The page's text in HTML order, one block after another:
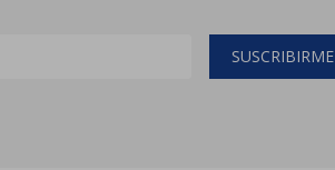
SUSCRIBIRME